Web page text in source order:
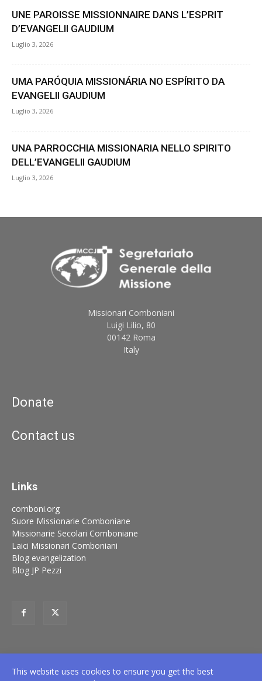
UNE PAROISSE MISSIONNAIRE DANS L’ESPRIT
D’EVANGELII GAUDIUM
Luglio 3, 2026
UMA PARÓQUIA MISSIONÁRIA NO ESPÍRITO DA
EVANGELII GAUDIUM
Luglio 3, 2026
UNA PARROCCHIA MISSIONARIA NELLO SPIRITO
DELL’EVANGELII GAUDIUM
Luglio 3, 2026
Missionari Comboniani
Luigi Lilio, 80
00142 Roma
Italy
Donate
Contact us
Links
comboni.org
Suore Missionarie Comboniane
Missionarie Secolari Comboniane
Laici Missionari Comboniani
Blog evangelization
Blog JP Pezzi
This website uses cookies to ensure you get the best